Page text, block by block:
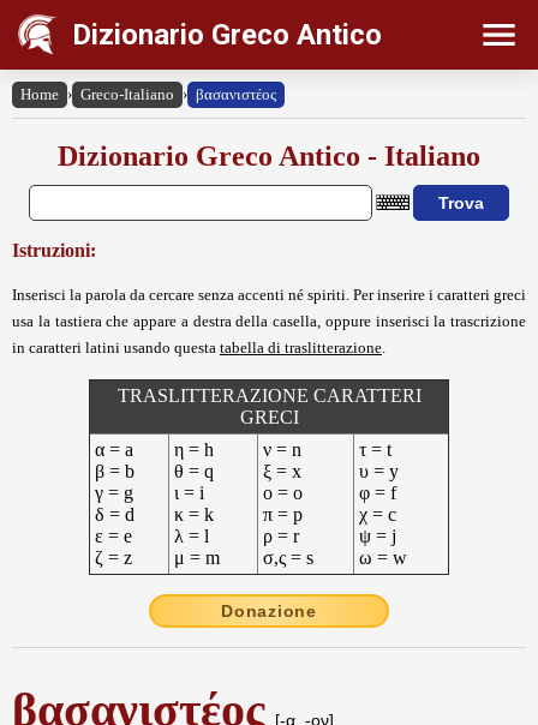
Dizionario Greco Antico
Home › Greco-Italiano › βασανιστέος
Dizionario Greco Antico - Italiano
Istruzioni:
Inserisci la parola da cercare senza accenti né spiriti. Per inserire i caratteri greci
usa la tastiera che appare a destra della casella, oppure inserisci la trascrizione
in caratteri latini usando questa tabella di traslitterazione
TRASLITTERAZIONE CARATTERI
GRECI
α = a
β = b
γ = g
δ = d
ε = e
ζ = z
η = h
θ = q
ι = i
κ = k
λ = l
μ = m
ν = n
ξ = x
ο = o
π = p
ρ = r
σ,ς = s
τ = t
υ = y
φ = f
χ = c
ψ = j
ω = w
Donazione
βασανιστέος [-α, -ον]